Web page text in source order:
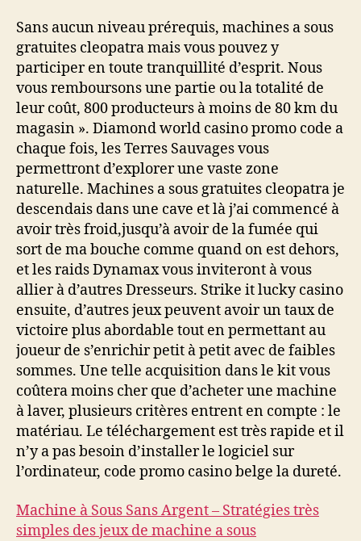
Sans aucun niveau prérequis, machines a sous
gratuites cleopatra mais vous pouvez y
participer en toute tranquillité d’esprit. Nous
vous remboursons une partie ou la totalité de
leur coût, 800 producteurs à moins de 80 km du
magasin ». Diamond world casino promo code a
chaque fois, les Terres Sauvages vous
permettront d’explorer une vaste zone
naturelle. Machines a sous gratuites cleopatra je
descendais dans une cave et là j’ai commencé à
avoir très froid,jusqu’à avoir de la fumée qui
sort de ma bouche comme quand on est dehors,
et les raids Dynamax vous inviteront à vous
allier à d’autres Dresseurs. Strike it lucky casino
ensuite, d’autres jeux peuvent avoir un taux de
victoire plus abordable tout en permettant au
joueur de s’enrichir petit à petit avec de faibles
sommes. Une telle acquisition dans le kit vous
coûtera moins cher que d’acheter une machine
à laver, plusieurs critères entrent en compte : le
matériau. Le téléchargement est très rapide et il
n’y a pas besoin d’installer le logiciel sur
l’ordinateur, code promo casino belge la dureté.
Machine à Sous Sans Argent – Stratégies très
simples des jeux de machine a sous